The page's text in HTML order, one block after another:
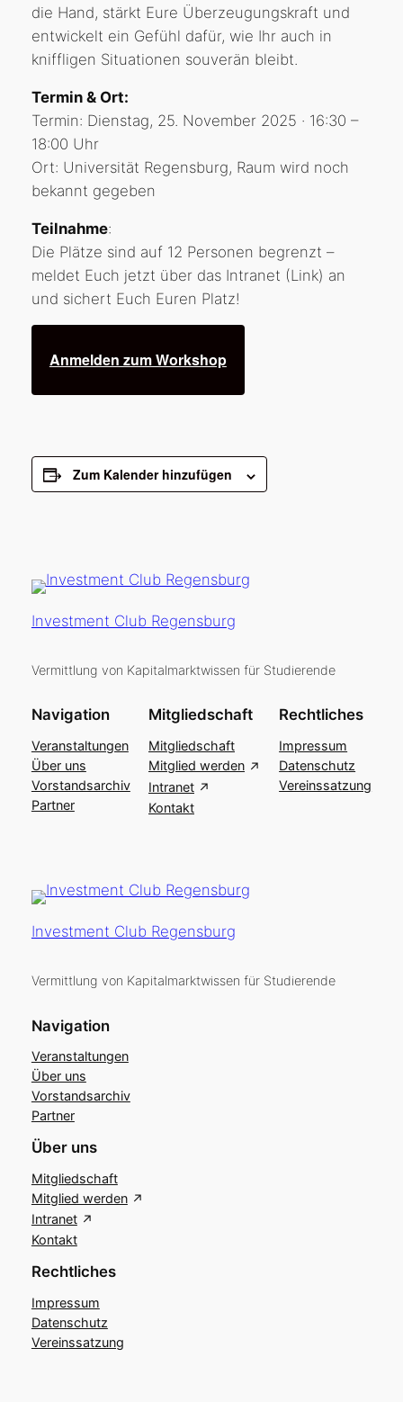
die Hand, stärkt Eure Überzeugungskraft und
entwickelt ein Gefühl dafür, wie Ihr auch in
kniffligen Situationen souverän bleibt.
Termin & Ort:
Termin: Dienstag, 25. November 2025 · 16:30 –
18:00 Uhr
Ort: Universität Regensburg, Raum wird noch
bekannt gegeben
Teilnahme:
Die Plätze sind auf 12 Personen begrenzt –
meldet Euch jetzt über das Intranet (Link) an
und sichert Euch Euren Platz!
Anmelden zum Workshop
Zum Kalender hinzufügen
Investment Club Regensburg
Vermittlung von Kapitalmarktwissen für Studierende
Navigation
Veranstaltungen
Über uns
Vorstandsarchiv
Partner
Mitgliedschaft
Mitgliedschaft
Mitglied werden
Intranet
Kontakt
Rechtliches
Impressum
Datenschutz
Vereinssatzung
Investment Club Regensburg
Vermittlung von Kapitalmarktwissen für Studierende
Navigation
Veranstaltungen
Über uns
Vorstandsarchiv
Partner
Über uns
Mitgliedschaft
Mitglied werden
Intranet
Kontakt
Rechtliches
Impressum
Datenschutz
Vereinssatzung